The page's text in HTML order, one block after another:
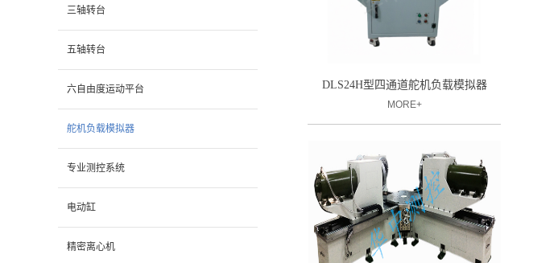
三轴转台
五轴转台
六自由度运动平台
舵机负载模拟器
专业测控系统
电动缸
精密离心机
DLS24H型四通道舵机负载模拟器
MORE+